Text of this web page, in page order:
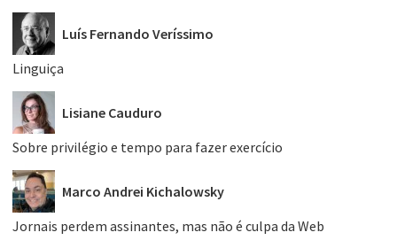
Luís Fernando Veríssimo
Linguiça
Lisiane Cauduro
Sobre privilégio e tempo para fazer exercício
Marco Andrei Kichalowsky
Jornais perdem assinantes, mas não é culpa da Web